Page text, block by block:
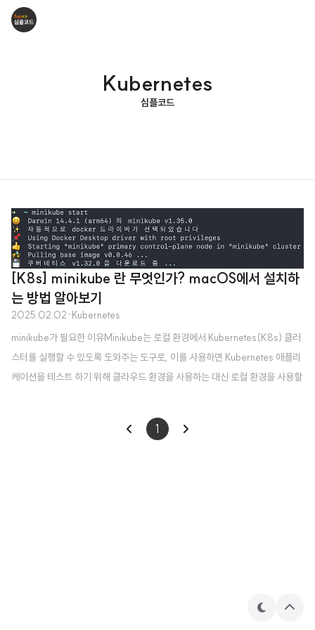
Kubernetes
심플코드
[K8s] minikube 란 무엇인가? macOS에서 설치하
는 방법 알아보기
2025.02.02 ·Kubernetes
minikube가 필요한 이유Minikube는 로컬 환경에서 Kubernetes(K8s) 클러
스터를 실행할 수 있도록 도와주는 도구로, 이를 사용하면 Kubernetes 애플리
케이션을 테스트 하기 위해 클라우드 환경을 사용하는 대신 로컬 환경을 사용할
rnetes 클러스터보다 빠르게 시작하고 재설정할 수 있어 Kubernetes의 학습
을 할 때 적합하다. macOS에서 minikube 설치하기1. brew로 minikube 설치
1
테
상